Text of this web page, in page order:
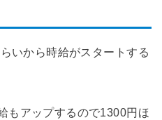
いから時給がスタートする
もアップするので1300円ほ